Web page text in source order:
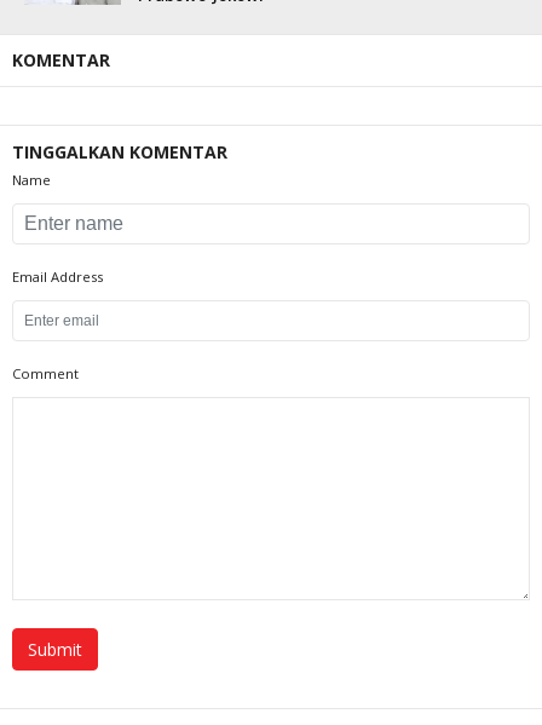
KOMENTAR
TINGGALKAN KOMENTAR
Name
Email Address
Comment